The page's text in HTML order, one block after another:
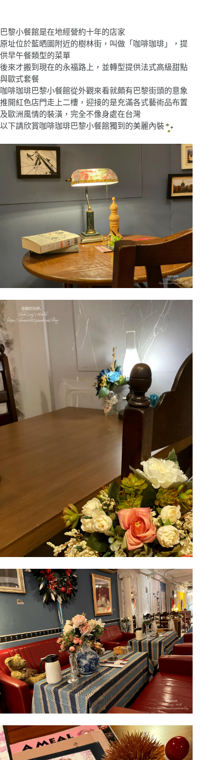
巴黎小餐館是在地經營約十年的店家
原址位於藍晒圖附近的樹林街，叫做「咖啡珈琲」，提
供早午餐類型的菜單
後來才搬到現在的永福路上，並轉型提供法式高級甜點
與歐式套餐
咖啡珈琲巴黎小餐館從外觀來看就頗有巴黎街頭的意象
推開紅色店門走上二樓，迎接的是充滿各式藝術品布置
及歐洲風情的裝潢，完全不像身處在台灣
以下請欣賞咖啡珈琲巴黎小餐館獨到的美麗內裝